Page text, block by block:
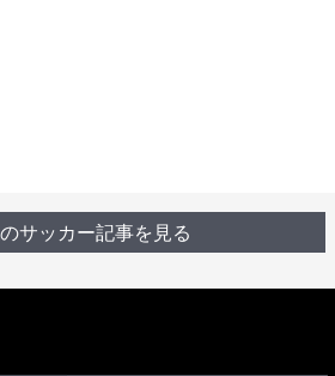
サッカー記事を見る